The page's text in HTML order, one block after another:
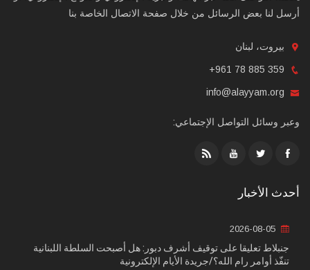
أرسل لنا بعض الرسائل من خلال صفحة الاتصال الخاصة بنا
بيروت، لبنان
+961 78 885 359
info@alayyam.org
وعبر وسائل التواصل الإجتماعي:
أحدث الأخبار
جنبلاط تعليقا على توقيف أشرف دبور: هل أصبحت السلطة اللبنانية
تنفّذ أوامر رام الله؟/جريدة الأيام الإلكترونية